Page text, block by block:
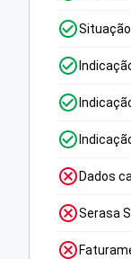
Dados
Serasa